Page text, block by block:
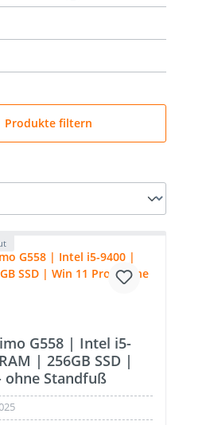
Produkte filtern
G558 | Intel i5-
| 256GB SSD |
ohne Standfuß